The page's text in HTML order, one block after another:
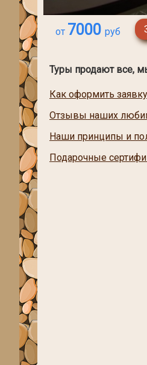
от 7000 руб
Туры продают все,
Как оформить
Отзывы наших
Наши принципы и
Подарочные